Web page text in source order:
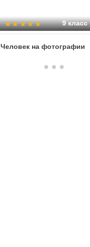
9 класс
Человек на фотографии